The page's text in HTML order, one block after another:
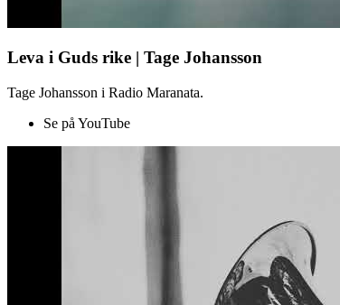
Leva i Guds rike | Tage Johansson
Tage Johansson i Radio Maranata.
Se på YouTube